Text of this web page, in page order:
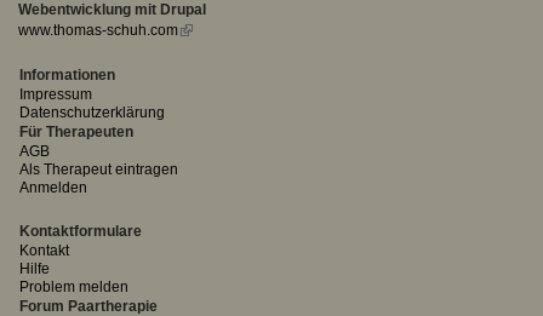
Webentwicklung mit Drupal
www.thomas-schuh.com(link
Informationen
Impressum
Datenschutzerklärung
Für Therapeuten
AGB
Als Therapeut eintragen
Anmelden
Kontaktformulare
Kontakt
Hilfe
Problem melden
Forum Paartherapie